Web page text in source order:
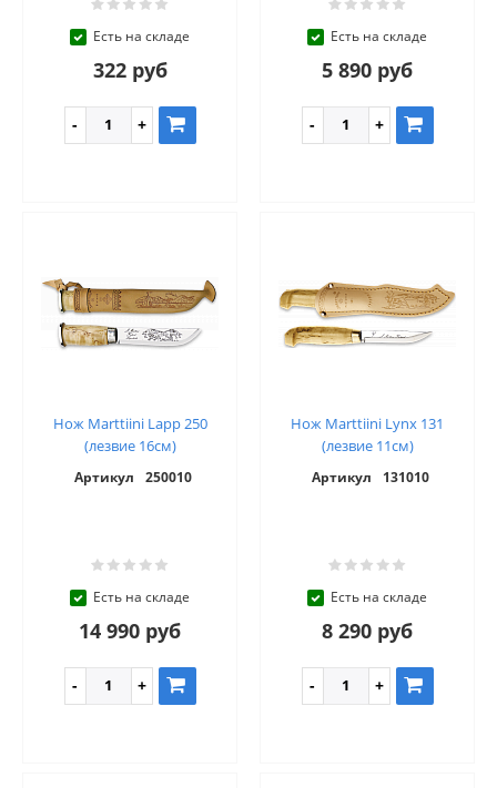
Есть на складе
322 руб
Есть на складе
5 890 руб
Нож Marttiini Lapp 250
(лезвие 16см)
Артикул 250010
Есть на складе
14 990 руб
Нож Marttiini Lynx 131
(лезвие 11см)
Артикул 131010
Есть на складе
8 290 руб